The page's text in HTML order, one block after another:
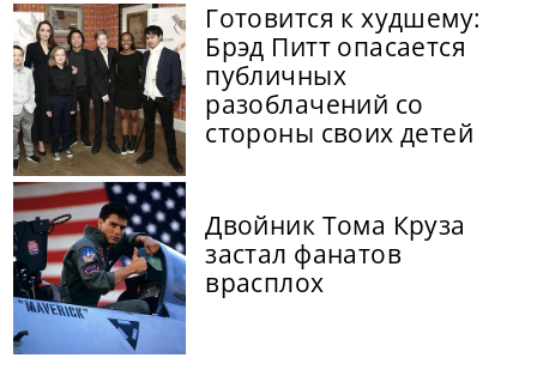
Готовится к худшему:
Брэд Питт опасается
публичных
разоблачений со
стороны своих детей
Двойник Тома Круза
застал фанатов
врасплох